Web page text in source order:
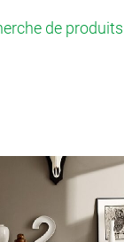
de produits
tuftée